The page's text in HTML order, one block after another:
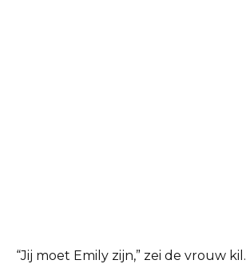
“Jij moet Emily zijn,” zei de vrouw kil.